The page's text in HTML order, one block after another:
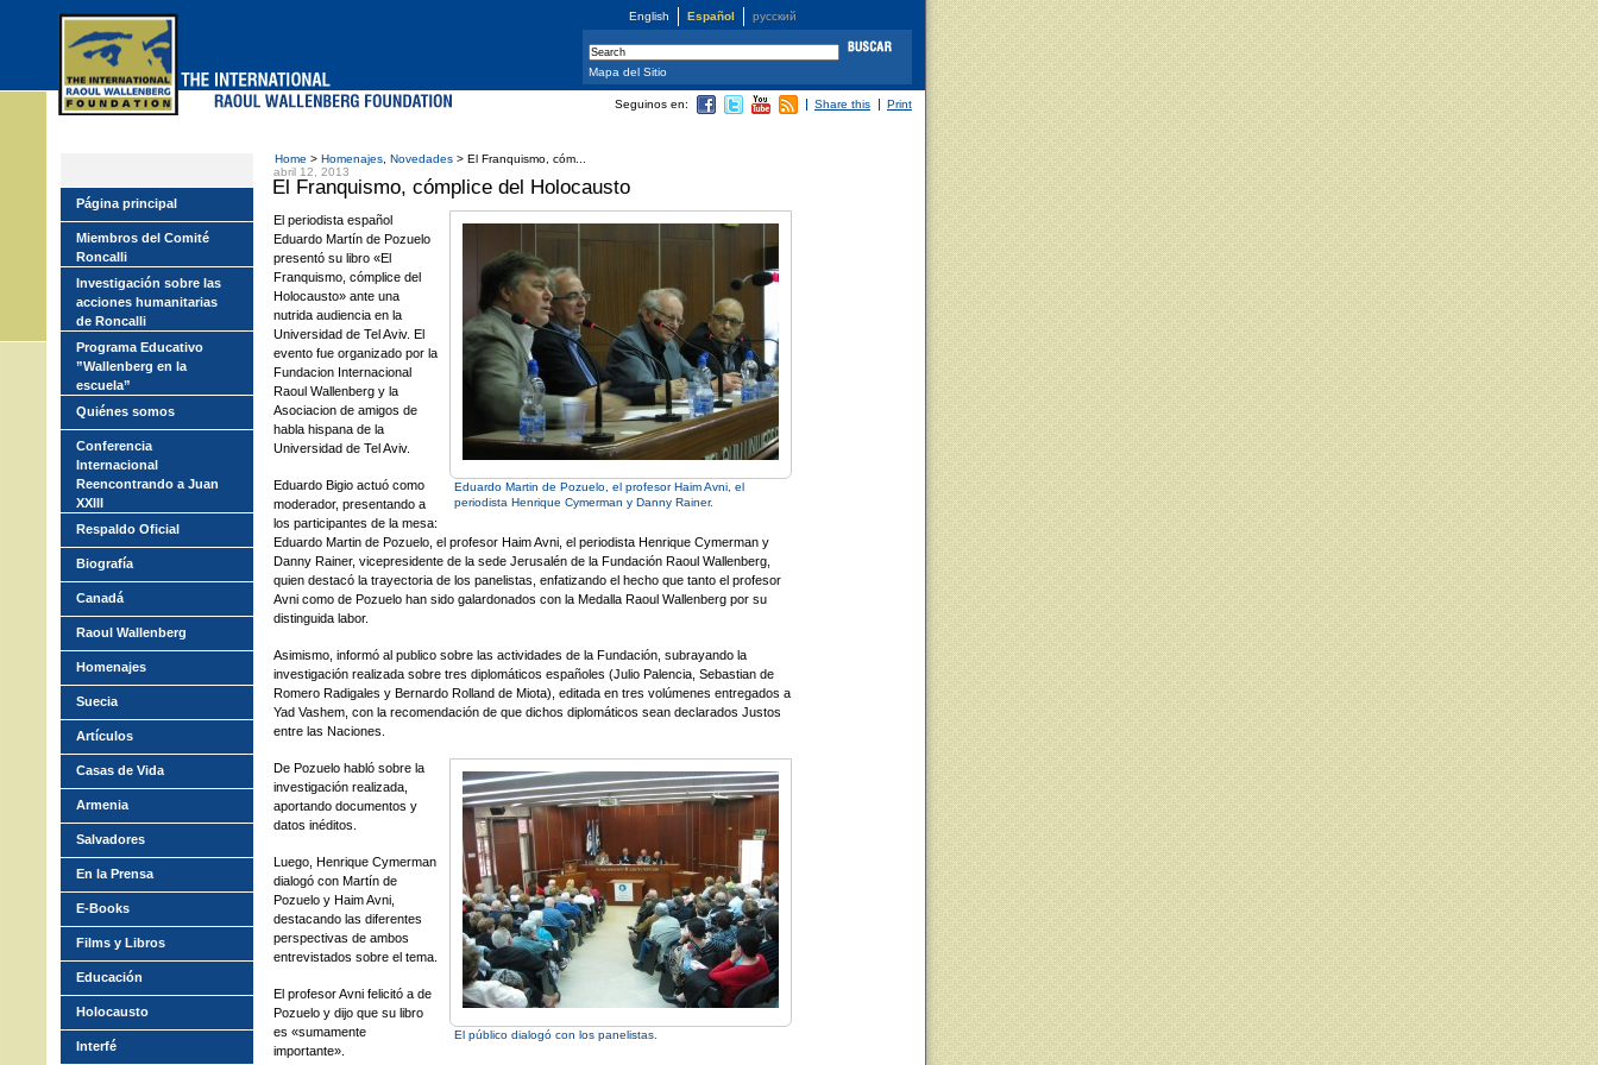
English Español русский
Home > Homenajes Novedades > El Franquismo, cóm...
abril 12, 2013
El Franquismo, cómplice del Holocausto
Eduardo Martin de Pozuelo, el profesor Haim Avni, el
periodista Henrique Cymerman y Danny Rainer.
El periodista español
Eduardo Martín de Pozuelo
presentó su libro «El
Franquismo, cómplice del
Holocausto» ante una
nutrida audiencia en la
Universidad de Tel Aviv. El
evento fue organizado por la
Fundacion Internacional
Raoul Wallenberg y la
Asociacion de amigos de
habla hispana de la
Universidad de Tel Aviv.
Eduardo Bigio actuó como
moderador, presentando a
los participantes de la mesa:
Eduardo Martin de Pozuelo, el profesor Haim Avni, el periodista Henrique Cymerman y
Danny Rainer, vicepresidente de la sede Jerusalén de la Fundación Raoul Wallenberg,
quien destacó la trayectoria de los panelistas, enfatizando el hecho que tanto el profesor
Avni como de Pozuelo han sido galardonados con la Medalla Raoul Wallenberg por su
distinguida labor.
Asimismo, informó al publico sobre las actividades de la Fundación, subrayando la
investigación realizada sobre tres diplomáticos españoles (Julio Palencia, Sebastian de
Romero Radigales y Bernardo Rolland de Miota), editada en tres volúmenes entregados a
Yad Vashem, con la recomendación de que dichos diplomáticos sean declarados Justos
entre las Naciones.
El público dialogó con los panelistas.
De Pozuelo habló sobre la
investigación realizada,
aportando documentos y
datos inéditos.
Luego, Henrique Cymerman
dialogó con Martín de
Pozuelo y Haim Avni,
destacando las diferentes
perspectivas de ambos
entrevistados sobre el tema.
El profesor Avni felicitó a de
Pozuelo y dijo que su libro
es «sumamente
importante».
Seguinos en: Share this Print
Página principal
Miembros del Comité
Roncalli
Investigación sobre las
acciones humanitarias
de Roncalli
Programa Educativo
”Wallenberg en la
escuela”
Quiénes somos
Conferencia
Internacional
Reencontrando a Juan
XXIII
Respaldo Oficial
Biografía
Canadá
Raoul Wallenberg
Homenajes
Suecia
Artículos
Casas de Vida
Armenia
Salvadores
En la Prensa
E-Books
Films y Libros
Educación
Holocausto
Interfé
Mapa del Sitio